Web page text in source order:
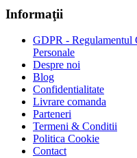
Informaţii
GDPR - Regulamentul
Personale
Despre noi
Blog
Confidentialitate
Livrare comanda
Parteneri
Termeni & Conditii
Politica Cookie
Contact